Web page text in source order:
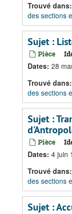
Trouvé dans:
des sections
Sujet :
Pièce
Dates: 28
Trouvé dans:
des sections
Sujet :
Pièce
Dates: 4 juin
Trouvé dans:
des sections
Sujet :